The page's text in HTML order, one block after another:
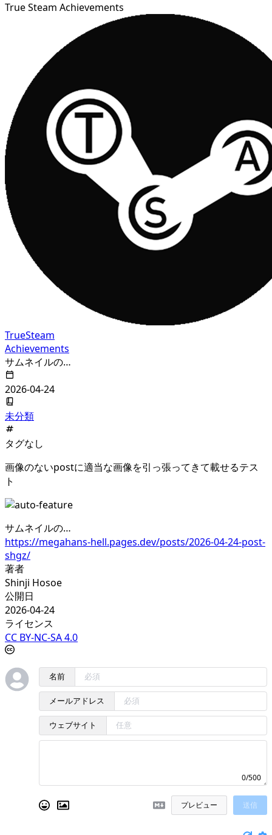
True Steam Achievements
TrueSteam
Achievements
サムネイルの…
2026-04-24
未分類
タグなし
画像のないpostに適当な画像を引っ張ってきて載せるテス
ト
サムネイルの…
https://megahans-hell.pages.dev/posts/2026-04-24-post-
shgz/
著者
Shinji Hosoe
公開日
2026-04-24
ライセンス
CC BY-NC-SA 4.0
名前
メールアドレス
ウェブサイト
0/500
プレビュー 送信